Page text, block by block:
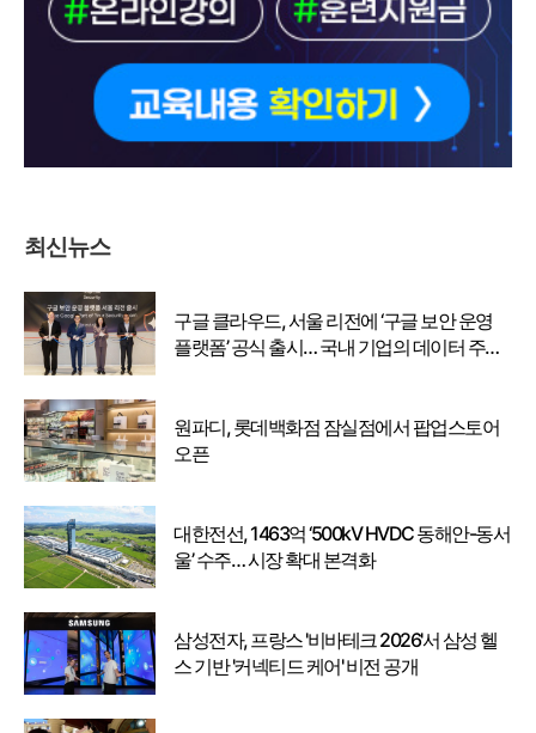
최신뉴스
구글 클라우드, 서울 리전에 ‘구글 보안 운영
플랫폼’ 공식 출시… 국내 기업의 데이터 주권
원파디, 롯데백화점 잠실점에서 팝업스토어
오픈
대한전선, 1463억 ‘500kV HVDC 동해안-동서
울’ 수주… 시장 확대 본격화
삼성전자, 프랑스 '비바테크 2026'서 삼성 헬
스 기반 '커넥티드 케어' 비전 공개